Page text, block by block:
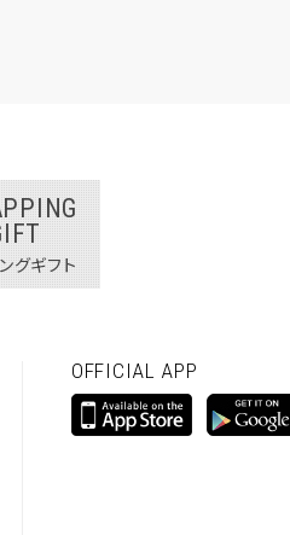
グギフト
OFFICIAL APP